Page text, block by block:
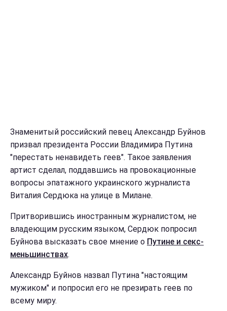
Знаменитый российский певец Александр Буйнов
призвал президента России Владимира Путина
"перестать ненавидеть геев". Такое заявления
артист сделал, поддавшись на провокационные
вопросы эпатажного украинского журналиста
Виталия Сердюка на улице в Милане.
Притворившись иностранным журналистом, не
владеющим русским языком, Сердюк попросил
Буйнова высказать свое мнение о Путине и секс-
меньшинствах.
Александр Буйнов назвал Путина "настоящим
мужиком" и попросил его не презирать геев по
всему миру.